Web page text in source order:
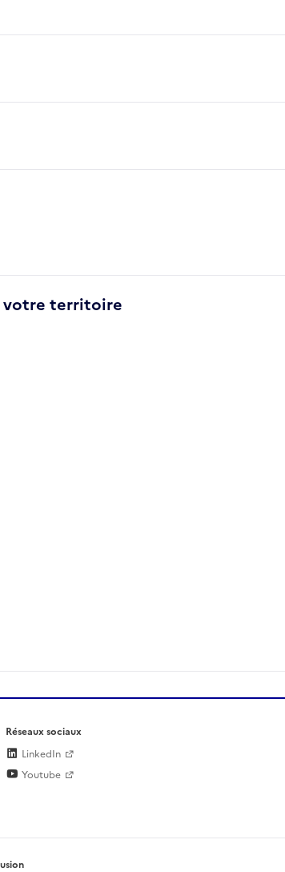
votre territoire
Réseaux sociaux
LinkedIn
Youtube